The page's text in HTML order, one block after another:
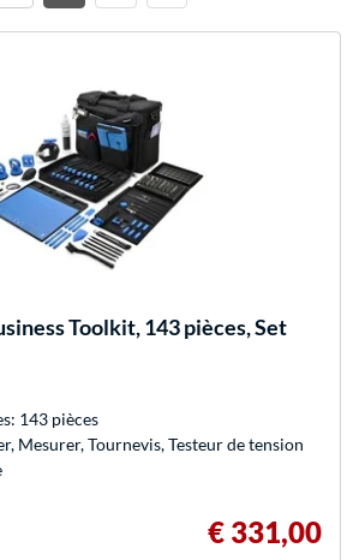
Toolkit, 143 pièces, Set
143 pièces
Mesurer, Tournevis, Testeur de tension
€ 331,00